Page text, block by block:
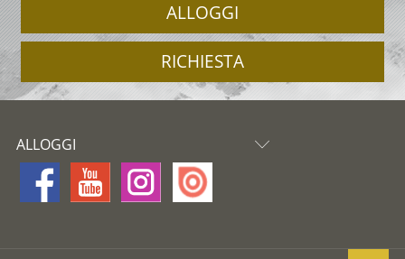
ALLOGGI
RICHIESTA
ALLOGGI